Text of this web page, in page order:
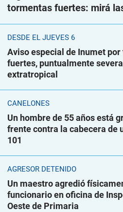
tormentas fuertes: mirá
DESDE EL JUEVES 6
Aviso especial de Inumet
fuertes, puntualmente
extratropical
CANELONES
Un hombre de 55 años está
frente contra la cabecera de
101
AGRESOR DETENIDO
Un maestro agredió
funcionario en oficina de
Oeste de Primaria